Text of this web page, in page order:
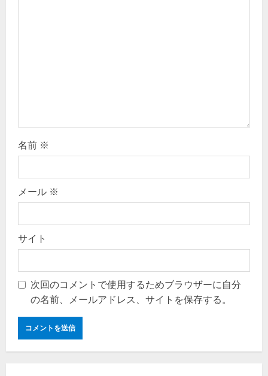
名前 ※
メール ※
サイト
次回のコメントで使用するためブラウザーに自分
の名前、メールアドレス、サイトを保存する。